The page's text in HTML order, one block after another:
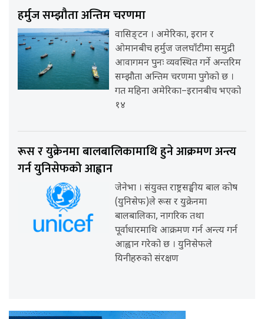
हर्मुज सम्झौता अन्तिम चरणमा
वासिङ्टन । अमेरिका, इरान र
ओमानबीच हर्मुज जलघाँटीमा समुद्री
आवागमन पुनः व्यवस्थित गर्ने अन्तरिम
सम्झौता अन्तिम चरणमा पुगेको छ ।
गत महिना अमेरिका–इरानबीच भएको
१४
रूस र युक्रेनमा बालबालिकामाथि हुने आक्रमण अन्त्य
गर्न युनिसेफको आह्वान
जेनेभा । संयुक्त राष्ट्रसङ्घीय बाल कोष
(युनिसेफ)ले रूस र युक्रेनमा
बालबालिका, नागरिक तथा
पूर्वाधारमाथि आक्रमण गर्न अन्त्य गर्न
आह्वान गरेको छ । युनिसेफले
यिनीहरुको संरक्षण